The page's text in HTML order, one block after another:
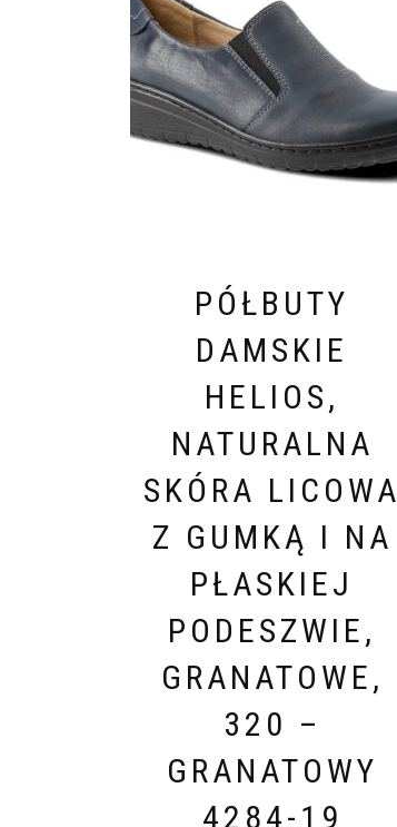
PÓŁBUTY
DAMSKIE
HELIOS,
NATURALNA
SKÓRA LICOWA
Z GUMKĄ I NA
PŁASKIEJ
PODESZWIE,
GRANATOWE,
320 –
GRANATOWY
4284-19